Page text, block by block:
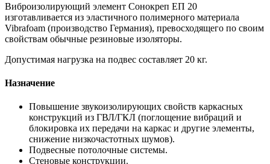
Виброизолирующий элемент Сонокреп ЕП 20
изготавливается из эластичного полимерного материала
Vibrafoam (производство Германия), превосходящего по своим
свойствам обычные резиновые изоляторы.
Допустимая нагрузка на подвес составляет 20 кг.
Назначение
Повышение звукоизолирующих свойств каркасных
конструкций из ГВЛ/ГКЛ (поглощение вибраций и
блокировка их передачи на каркас и другие элементы,
снижение низкочастотных шумов).
Подвесные потолочные системы.
Стеновые конструкции.